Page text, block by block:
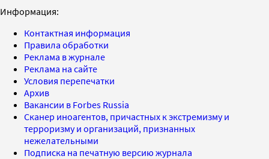
Информация:
Контактная информация
Правила обработки
Реклама в журнале
Реклама на сайте
Условия перепечатки
Архив
Вакансии в Forbes Russia
Сканер иноагентов, причастных к экстремизму и
терроризму и организаций, признанных
нежелательными
Подписка на печатную версию журнала